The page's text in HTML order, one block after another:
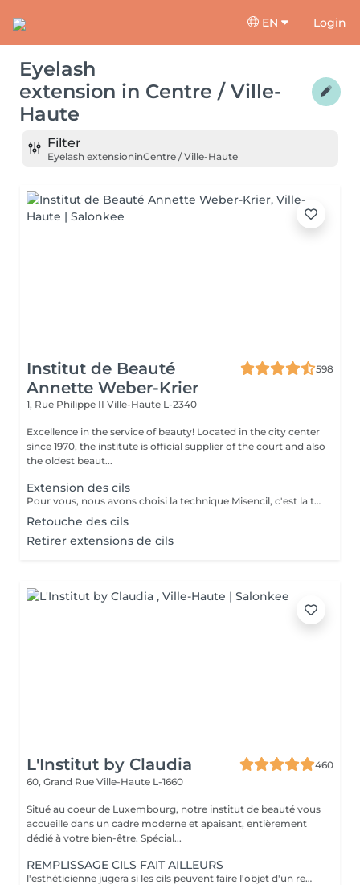
EN Login
Eyelash
extension in Centre / Ville-
Haute
Filter
Eyelash extensioninCentre / Ville-Haute
Institut de Beauté
Annette Weber-Krier
598
1, Rue Philippe II Ville-Haute L-2340
Excellence in the service of beauty! Located in the city center
since 1970, the institute is official supplier of the court and also
the oldest beaut...
Extension des cils
Pour vous, nous avons choisi la technique Misencil, c'est la technique avec des valeurs sûres pour sublimer votre regard. Ensemble avec vous, nos techniciennes formes cette technique vont décider quelle pose vous faire. Que ce soit une pose de découverte, avec quelques cils posés sur les cils extérieurs ou une pose complète de star, avec laquelle vous serez éblouissante ! Ou encore une pose de volume russe pour les plus audacieuses ! Parce que vos yeux, c'est précieux ! Les avantages de Misencil: La protection maximale des yeux: La technique Misencils exige l'application de patchs en-dessous et au-dessus de l'oeil pour votre confort. Le respect du cil naturel : une analyse indispensable afin de choisir les bons cils. Des extensions synthétiques, hypoallergéniques qui ne comportent aucun additif chimique, ni matière animale. Les cils Misencil sont souples et confortables. L'application cil à cil répond aux exigeances de toutes femmes ainsi qu'à leur sécurité.
Retouche des cils
Retirer extensions de cils
L'Institut by Claudia
460
60, Grand Rue Ville-Haute L-1660
Situé au coeur de Luxembourg, notre institut de beauté vous
accueille dans un cadre moderne et apaisant, entièrement
dédié à votre bien-être. Spécial...
REMPLISSAGE CILS FAIT AILLEURS
l'esthéticienne jugera si les cils peuvent faire l'objet d'un remplissage ou d'une nouvelle pose de cil